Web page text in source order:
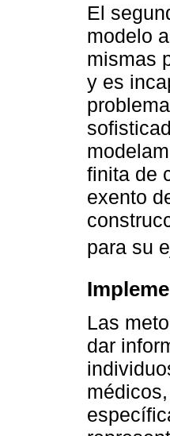
El
modelo
mismas
y es
finita de
exento
para su
Las
dar